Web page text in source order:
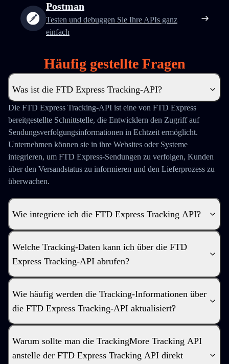
Postman
Testen und debuggen Sie Ihre APIs ganz
einfach
Häufig gestellte Fragen
Was ist die FTD Express Tracking-API?
Die FTD Express Tracking-API ist eine von FTD Express
bereitgestellte Schnittstelle, die Entwicklern den Zugriff auf
Sendungsverfolgungsinformationen in Echtzeit ermöglicht.
Unternehmen können sie in ihre Websites oder Systeme
integrieren, um FTD Express-Sendungen zu verfolgen, Kunden
über den Versandstatus zu informieren und den Lieferprozess zu
überwachen.
Wie integriere ich die FTD Express Tracking API?
Welche Tracking-Daten kann ich über die FTD
Express Tracking-API abrufen?
Wie häufig werden die Tracking-Informationen über
die FTD Express Tracking-API aktualisiert?
Warum sollte man die TrackingMore Tracking API
anstelle der FTD Express Tracking API direkt